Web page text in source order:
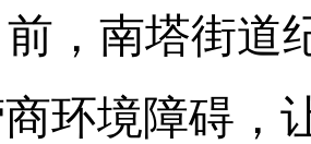
，南塔街道
环境障碍，